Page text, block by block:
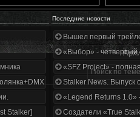
Последние новости
1.3.5.ООП.МА.К.
Stalker]
Вышел первый
«Выбор» - четвертый
«SFZ Project» -
Stalker News. Выпуск
«Legend Returns
Создатели «True